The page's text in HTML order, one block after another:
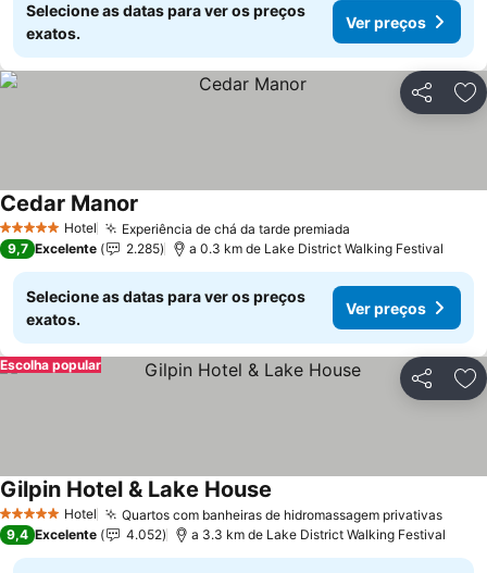
Selecione as datas para ver os preços
exatos.
Ver preços
Partilhar
5 Estrelas Hotel Experiência de chá da tarde premiada
Cedar Manor
9,7 Excelente 2.285 a 0.3 km de Lake District Walking Festival
Selecione as datas para ver os preços
exatos.
Ver preços
Partilhar
Escolha popular
5 Estrelas Hotel Quartos com banheiras de hidromassagem privativasVer
Gilpin Hotel & Lake House
9,4 Excelente 4.052 a 3.3 km de Lake District Walking Festival